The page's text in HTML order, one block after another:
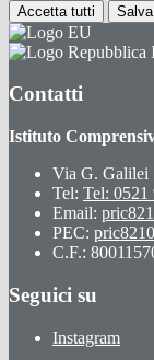
Accetta tutti
Contatti
Istituto
Via G. Galilei
Tel: Tel: 0521
Email:
PEC:
C.F.:
Seguici su
Instagram